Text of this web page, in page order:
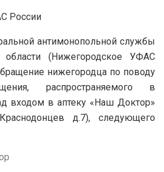
России
антимонопольной службы
(Нижегородское УФАС
нижегородца по поводу
распространяемого в
входом в аптеку «Наш Доктор»
д.7), следующего